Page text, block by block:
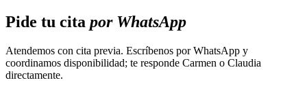
Pide tu cita por WhatsApp
Atendemos con cita previa. Escríbenos por WhatsApp y
coordinamos disponibilidad; te responde Carmen o Claudia
directamente.